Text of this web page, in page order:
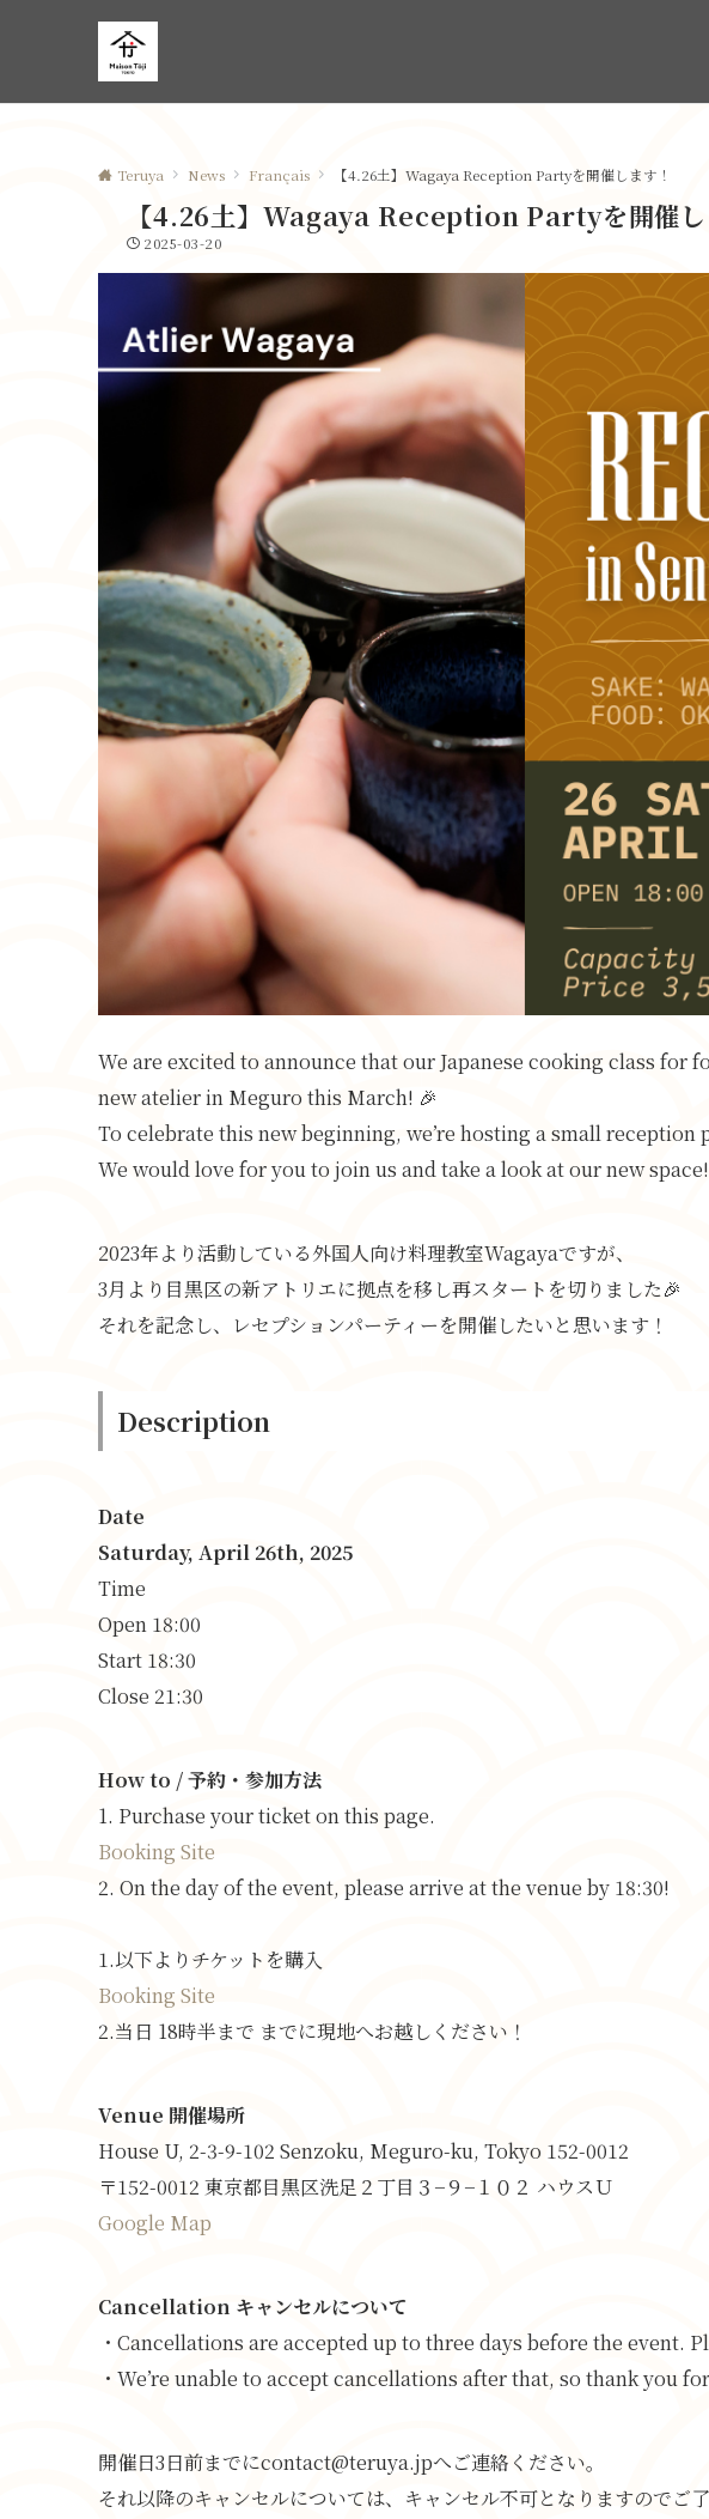
Teruya News Français 【4.26土】Wagaya Reception Partyを開催します！
【4.26土】Wagaya Reception Partyを開催し
2025-03-20
We are excited to announce that our Japanese cooking class for
new atelier in Meguro this March! 🎉
To celebrate this new beginning, we’re hosting a small reception
We would love for you to join us and take a look at our new space!
2023年より活動している外国人向け料理教室Wagayaですが、
3月より目黒区の新アトリエに拠点を移し再スタートを切りました🎉
それを記念し、レセプションパーティーを開催したいと思います！
Description
Date
Saturday, April 26th, 2025
Time
Open 18:00
Start 18:30
Close 21:30
How to / 予約・参加方法
1. Purchase your ticket on this page.
Booking Site
2. On the day of the event, please arrive at the venue by 18:30!
1.以下よりチケットを購入
Booking Site
2.当日 18時半まで までに現地へお越しください！
Venue 開催場所
House U, 2-3-9-102 Senzoku, Meguro-ku, Tokyo 152-0012
〒152-0012 東京都目黒区洗足２丁目３−９−１０２ ハウスＵ
Google Map
Cancellation キャンセルについて
・Cancellations are accepted up to three days before the event.
・We’re unable to accept cancellations after that, so thank you
開催日3日前までにcontact@teruya.jpへご連絡ください。
それ以降のキャンセルについては、キャンセル不可となりますのでご了